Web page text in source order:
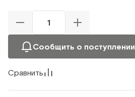
Сообщить о поступлении
Сравнить